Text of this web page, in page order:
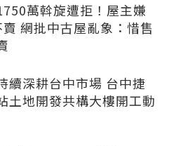
萬斡旋遭拒！屋主嫌
網批中古屋亂象：惜售
續深耕台中市場 台中捷
土地開發共構大樓開工動